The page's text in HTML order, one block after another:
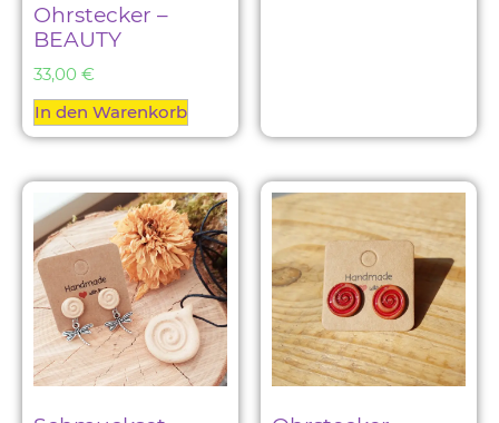
Ohrstecker –
BEAUTY
33,00 €
In den Warenkorb